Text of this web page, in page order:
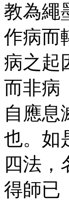
教為繩
作病而
病之起
而非病
自應息
也。如
四法，
得師已